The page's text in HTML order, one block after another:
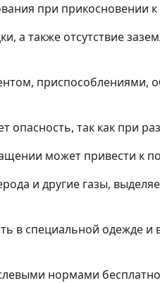
при прикосновении
а также отсутствие
опасность, так как при
может привести к
и другие газы,
в специальной одежде и
нормами